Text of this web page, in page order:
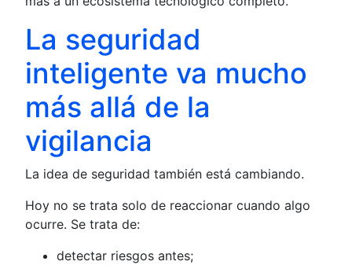
La seguridad
inteligente va mucho
más allá de la
vigilancia
La idea de seguridad también está cambiando.
Hoy no se trata solo de reaccionar cuando algo
ocurre. Se trata de:
detectar riesgos antes;